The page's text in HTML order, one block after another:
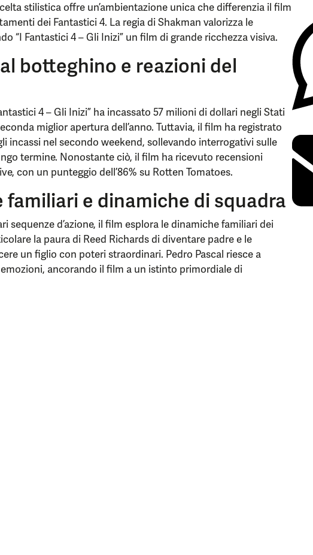
stilistica offre un’ambientazione unica che differenzia il film
dei Fantastici 4. La regia di Shakman valorizza le
“I Fantastici 4 – Gli Inizi” un film di grande ricchezza visiva.
botteghino e reazioni del
4 – Gli Inizi” ha incassato 57 milioni di dollari negli Stati
miglior apertura dell’anno. Tuttavia, il film ha registrato
incassi nel secondo weekend, sollevando interrogativi sulle
termine. Nonostante ciò, il film ha ricevuto recensioni
con un punteggio dell’86% su Rotten Tomatoes.
familiari e dinamiche di squadra
sequenze d’azione, il film esplora le dinamiche familiari dei
la paura di Reed Richards di diventare padre e le
un figlio con poteri straordinari. Pedro Pascal riesce a
ancorando il film a un istinto primordiale di